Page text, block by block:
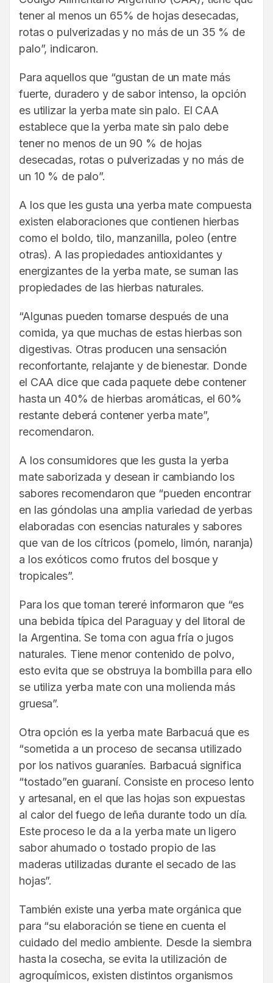
tener al menos un 65% de hojas desecadas,
rotas o pulverizadas y no más de un 35 % de
palo”, indicaron.
Para aquellos que “gustan de un mate más
fuerte, duradero y de sabor intenso, la opción
es utilizar la yerba mate sin palo. El CAA
establece que la yerba mate sin palo debe
tener no menos de un 90 % de hojas
desecadas, rotas o pulverizadas y no más de
un 10 % de palo”.
A los que les gusta una yerba mate compuesta
existen elaboraciones que contienen hierbas
como el boldo, tilo, manzanilla, poleo (entre
otras). A las propiedades antioxidantes y
energizantes de la yerba mate, se suman las
propiedades de las hierbas naturales.
“Algunas pueden tomarse después de una
comida, ya que muchas de estas hierbas son
digestivas. Otras producen una sensación
reconfortante, relajante y de bienestar. Donde
el CAA dice que cada paquete debe contener
hasta un 40% de hierbas aromáticas, el 60%
restante deberá contener yerba mate”,
recomendaron.
A los consumidores que les gusta la yerba
mate saborizada y desean ir cambiando los
sabores recomendaron que “pueden encontrar
en las góndolas una amplia variedad de yerbas
elaboradas con esencias naturales y sabores
que van de los cítricos (pomelo, limón, naranja)
a los exóticos como frutos del bosque y
tropicales”.
Para los que toman tereré informaron que “es
una bebida típica del Paraguay y del litoral de
la Argentina. Se toma con agua fría o jugos
naturales. Tiene menor contenido de polvo,
esto evita que se obstruya la bombilla para ello
se utiliza yerba mate con una molienda más
gruesa”.
Otra opción es la yerba mate Barbacuá que es
“sometida a un proceso de secansa utilizado
por los nativos guaraníes. Barbacuá significa
“tostado”en guaraní. Consiste en proceso lento
y artesanal, en el que las hojas son expuestas
al calor del fuego de leña durante todo un día.
Este proceso le da a la yerba mate un ligero
sabor ahumado o tostado propio de las
maderas utilizadas durante el secado de las
hojas”.
También existe una yerba mate orgánica que
para “su elaboración se tiene en cuenta el
cuidado del medio ambiente. Desde la siembra
hasta la cosecha, se evita la utilización de
agroquímicos, existen distintos organismos